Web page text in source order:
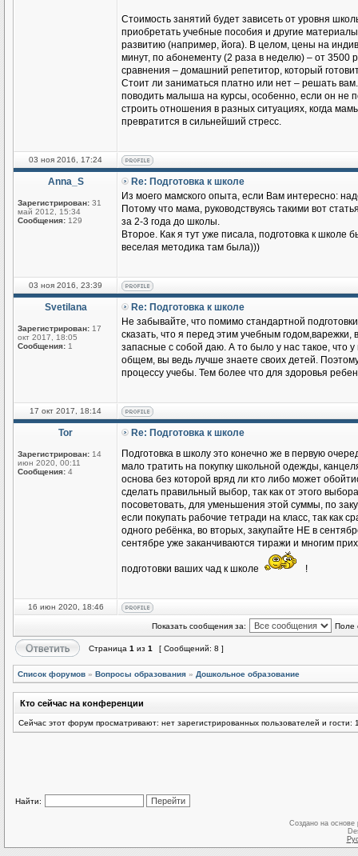
Стоимость занятий будет зависеть от уровня
приобретать учебные пособия и другие
развитию (например, йога). В целом, цены на
минут, по абонементу (2 раза в неделю) – от 3500
сравнения – домашний репетитор, который
Стоит ли заниматься платно или нет – решать
поводить малыша на курсы, особенно, если он
строить отношения в разных ситуациях, когда
превратится в сильнейший стресс.
03 ноя 2016, 17:24
Anna_S
Зарегистрирован: 31
май 2012, 15:34
Сообщения: 129
Re: Подготовка к школе
Из моего мамского опыта, если Вам интересно:
Потому что мама, руководствуясь такими вот
за 2-3 года до школы.
Второе. Как я тут уже писала, подготовка к школе
веселая методика там была)))
03 ноя 2016, 23:39
Svetilana
Зарегистрирован: 17
окт 2017, 18:05
Сообщения: 1
Re: Подготовка к школе
Не забывайте, что помимо стандартной
сказать, что я перед этим учебным годом,варежки,
запасные с собой даю. А то было у нас такое, что
общем, вы ведь лучше знаете своих детей.
процессу учебы. Тем более что для здоровья
17 окт 2017, 18:14
Tor
Зарегистрирован: 14
июн 2020, 00:11
Сообщения: 4
Re: Подготовка к школе
Подготовка в школу это конечно же в первую
мало тратить на покупку школьной одежды,
основа без которой вряд ли кто либо может
сделать правильный выбор, так как от этого
посоветовать, для уменьшения этой суммы, по
если покупать рабочие тетради на класс, так как
одного ребёнка, во вторых, закупайте НЕ в
сентябре уже заканчиваются тиражи и многим
подготовки ваших чад к школе !
16 июн 2020, 18:46
Показать сообщения за: Поле
Страница 1 из 1 [ Сообщений: 8 ]
Список форумов » Вопросы образования » Дошкольное образование
Кто сейчас на конференции
Сейчас этот форум просматривают: нет зарегистрированных пользователей и гости:
Найти:
Создано на основе